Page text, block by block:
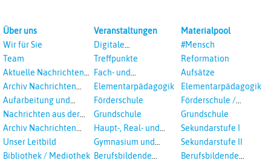
Über uns
Wir für Sie
Team
Aktuelle Nachrichten
aus dem RPI
Archiv Nachrichten
aus dem RPI ab 2018
Aufarbeitung und
Prävention
Landeskirche und EKD
Nachrichten aus der
Landeskirche
Archiv Nachrichten
aus der Landeskirche
Unser Leitbild
Bibliothek / Mediothek
Veranstaltungen
Digitale
Veranstaltungen
Treffpunkte
Fach- und
Studientagungen
Elementarpädagogik
Förderschule
Grundschule
Haupt-, Real- und
Oberschule
Gymnasium und
Gesamtschule
Berufsbildende
Materialpool
#Mensch
Reformation
Aufsätze
Elementarpädagogik
Förderschule /
Inklusion
Grundschule
Sekundarstufe I
Sekundarstufe II
Berufsbildende